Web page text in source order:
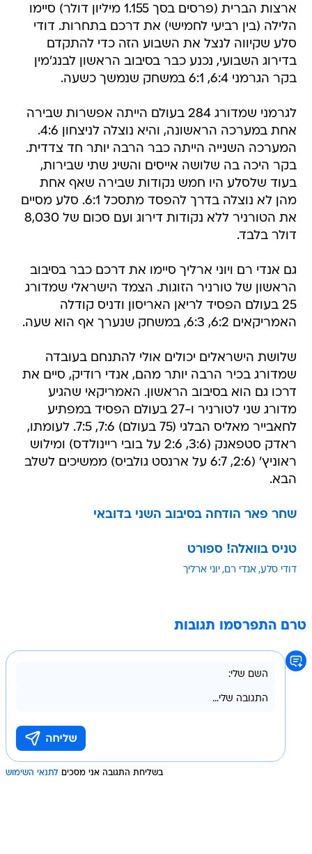
ארצות הברית (פרסים בסך 1.155 מיליון דולר) סיימו
הלילה (בין רביעי לחמישי) את דרכם בתחרות. דודי
סלע שקיווה לנצל את השבוע הזה כדי להתקדם
בדירוג השבועי, נכנע כבר בסיבוב הראשון לבנג'מין
בקר הגרמני 6:4, 6:1 במשחק שנמשך כשעה.
לגרמני שמדורג 284 בעולם הייתה אפשרות שבירה
אחת במערכה הראשונה, והיא נוצלה לניצחון 4:6.
המערכה השנייה הייתה כבר הרבה יותר חד צדדית.
בקר היכה בה שלושה אייסים והשיג שתי שבירות,
בעוד שלסלע היו חמש נקודות שבירה שאף אחת
מהן לא נוצלה בדרך להפסד מתסכל 6:1. סלע מסיים
את הטורניר ללא נקודות דירוג ועם סכום של 8,030
דולר בלבד.
גם אנדי רם ויוני ארליך סיימו את דרכם כבר בסיבוב
הראשון של טורניר הזוגות. הצמד הישראלי שמדורג
25 בעולם הפסיד לריאן האריסון ודניס קודלה
האמריקאים 6:2, 6:3, במשחק שנערך אף הוא שעה.
שלושת הישראלים יכולים אולי להתנחם בעובדה
שמדורג בכיר הרבה יותר מהם, אנדי רודיק, סיים את
דרכו גם הוא בסיבוב הראשון. האמריקאי שהגיע
מדורג שני לטורניר ו-27 בעולם הפסיד במפתיע
לחאבייר מאליס הבלגי (75 בעולם) 7:6, 7:5. לעומתו,
ראדק סטפאנק (3:6, 2:6 על בובי ריינולדס) ומילוש
ראוניץ' (2:6, 6:7 על ארנסט גולביס) ממשיכים לשלב
הבא.
שחר פאר הודחה בסיבוב השני בדובאי
טניס בוואלה! ספורט
דודי סלע אנדי רם יוני ארליך
טרם התפרסמו תגובות
בשליחת התגובה אני מסכים לתנאי השימוש